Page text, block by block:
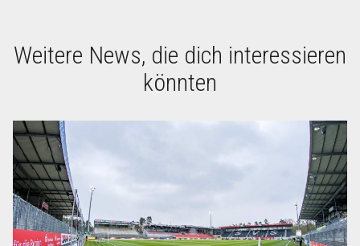
Weitere News, die dich interessieren
könnten